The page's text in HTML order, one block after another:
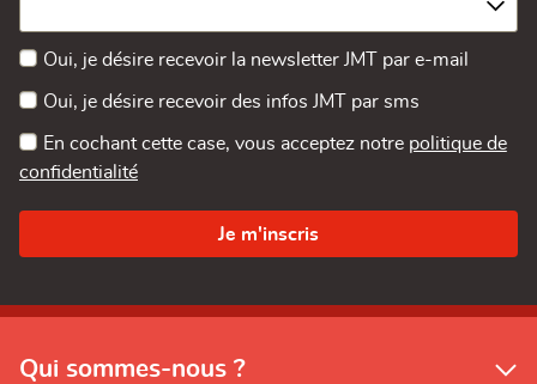
Oui, je désire recevoir la newsletter JMT par e-mail
Oui, je désire recevoir des infos JMT par sms
En cochant cette case, vous acceptez notre politique de
confidentialité
Qui sommes-nous ?